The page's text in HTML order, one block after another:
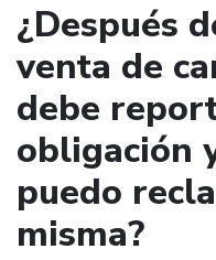
¿Después
venta de
debe
obligación
puedo
misma?